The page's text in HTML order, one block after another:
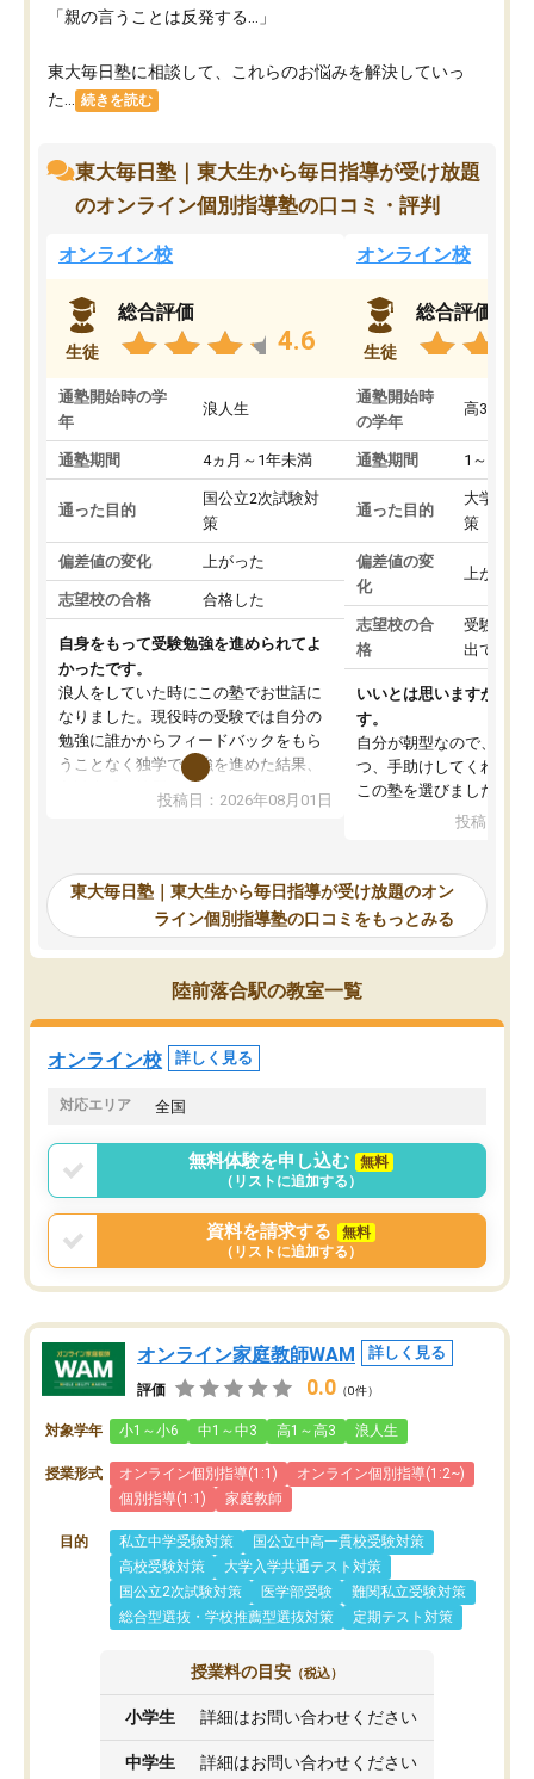
「親の言うことは反発する…」
東大毎日塾に相談して、これらのお悩みを解決していっ
た...
続きを読む
東大毎日塾｜東大生から毎日指導が受け放題
のオンライン個別指導塾の口コミ・評判
オンライン校
生徒
総合評価
4.6
通塾開始時の学
年
浪人生
通塾期間 4ヵ月～1年未満
通った目的
国公立2次試験対
策
偏差値の変化 上がった
志望校の合格 合格した
自身をもって受験勉強を進められてよ
かったです。
浪人をしていた時にこの塾でお世話に
なりました。現役時の受験では自分の
勉強に誰かからフィードバックをもら
うことなく独学で勉強を進めた結果、
入試本番に地歴の学習が間に合わず不
合格となってしまいました。その経験
東大毎日塾にたどり着きました。学習
の長期計画や日々の勉強のやり方につ
いて客観的なアドバイスをいただけた
ので、自信をもって受験勉強を進める
ことができました。自分のように勉強
のやり方や進捗管理で苦労している方
には特におすすめしたい塾です。
投稿日：2026年08月01日
オンライン校
生徒
総合評価
通塾開始時
の学年
高3
通塾期間 1～3ヵ月
通った目的
大学入学
策
偏差値の変
化
上がった
志望校の合
格
受験して
出ていな
いいとは思いますが、料
す。
自分が朝型なので、自習
つ、手助けしてくれる設
この塾を選びました。
投稿日：
東大毎日塾｜東大生から毎日指導が受け放題のオン
ライン個別指導塾の口コミをもっとみる
陸前落合駅の教室一覧
オンライン校 詳しく見る
対応エリア 全国
無料体験を申し込む
無料
（リストに追加する）
資料を請求する
無料
（リストに追加する）
オンライン家庭教師WAM 詳しく見る
評価 0.0 （0件）
対象学年 小1～小6 中1～中3 高1～高3 浪人生
授業形式 オンライン個別指導(1:1)
オンライン個別指導(1:2~)
個別指導(1:1)
家庭教師
目的 私立中学受験対策
国公立中高一貫校受験対策
高校受験対策
大学入学共通テスト対策
国公立2次試験対策
医学部受験
難関私立受験対策
総合型選抜・学校推薦型選抜対策
定期テスト対策
授業料の目安 （税込）
小学生 詳細はお問い合わせください
中学生 詳細はお問い合わせください